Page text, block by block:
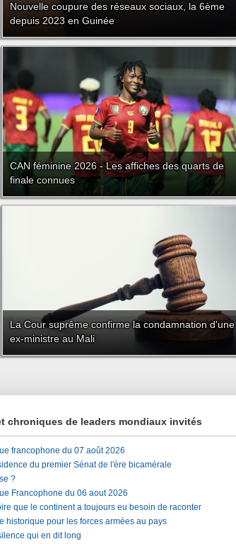
Nouvelle coupure des réseaux sociaux, la 6ème
depuis 2023 en Guinée
CAN féminine 2026 - Les affiches des quarts de
finale connues
La Cour suprême confirme la condamnation d'une
ex-ministre au Mali
chroniques de leaders mondiaux invités
francophone du 07 août 2026
du premier Sénat de l'ère bicamérale
?
Francophone du 06 aout 2026
que le continent a toujours eu besoin de raconter
historique pour les forces armées au pays
qui en dit long